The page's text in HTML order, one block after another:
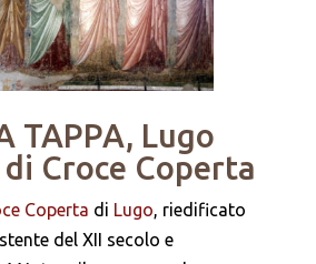
TAPPA, Lugo
Croce Coperta
Coperta di Lugo, riedificato
del XII secolo e